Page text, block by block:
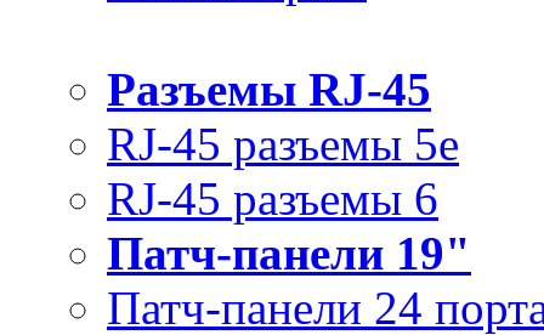
Разъемы RJ-45
RJ-45 разъемы 5e
RJ-45 разъемы 6
Патч-панели 19"
Патч-панели 24